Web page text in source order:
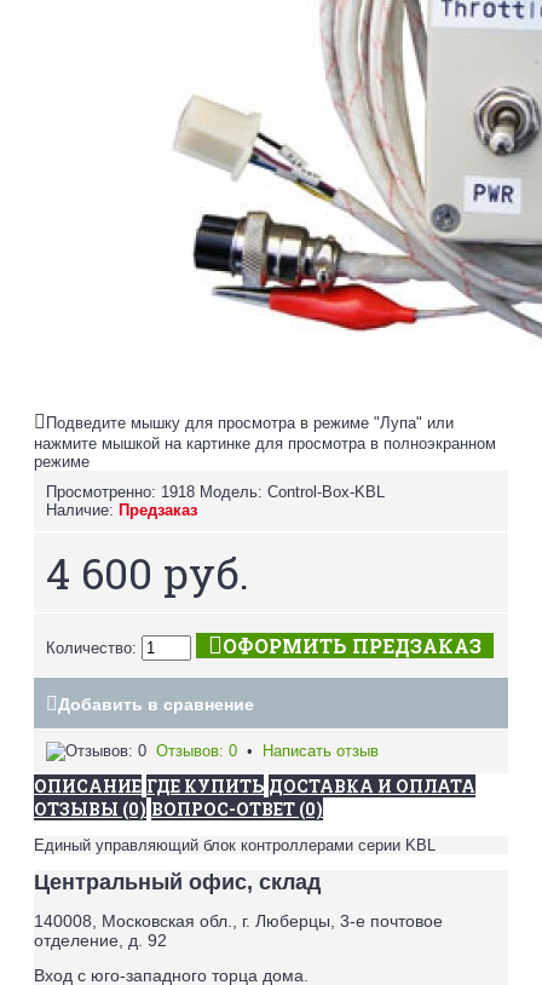
Подведите мышку для просмотра в режиме "Лупа" или
нажмите мышкой на картинке для просмотра в полноэкранном
режиме
Просмотренно: 1918 Модель: Control-Box-KBL
Наличие: Предзаказ
4 600 руб.
Количество: ОФОРМИТЬ ПРЕДЗАКАЗ
Добавить в сравнение
Отзывов: 0 • Написать отзыв
ОПИСАНИЕ ГДЕ КУПИТЬ ДОСТАВКА И ОПЛАТА
ОТЗЫВЫ (0) ВОПРОС-ОТВЕТ (0)
Единый управляющий блок контроллерами серии KBL
Центральный офис, склад
140008, Московская обл., г. Люберцы, 3-е почтовое
отделение, д. 92
Вход с юго-западного торца дома.